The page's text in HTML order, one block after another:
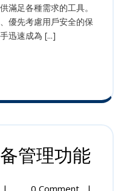
滿足各種需求的工具。
優先考慮用戶安全的保
迅速成為 [...]
管理功能爱
爱| 0 Comment
|